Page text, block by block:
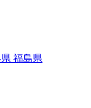
福島県